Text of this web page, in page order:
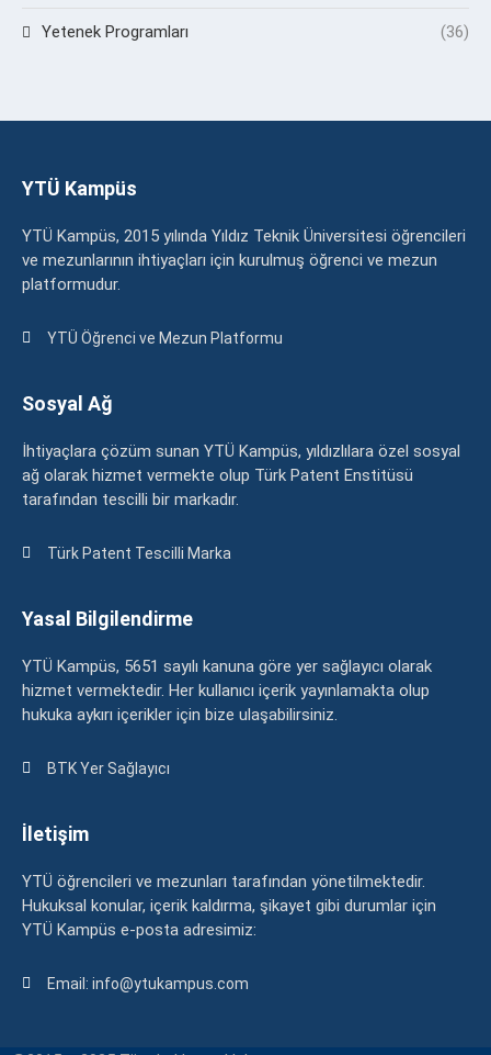
Yetenek Programları (36)
YTÜ Kampüs
YTÜ Kampüs, 2015 yılında Yıldız Teknik Üniversitesi öğrencileri
ve mezunlarının ihtiyaçları için kurulmuş öğrenci ve mezun
platformudur.
YTÜ Öğrenci ve Mezun Platformu
Sosyal Ağ
İhtiyaçlara çözüm sunan YTÜ Kampüs, yıldızlılara özel sosyal
ağ olarak hizmet vermekte olup Türk Patent Enstitüsü
tarafından tescilli bir markadır.
Türk Patent Tescilli Marka
Yasal Bilgilendirme
YTÜ Kampüs, 5651 sayılı kanuna göre yer sağlayıcı olarak
hizmet vermektedir. Her kullanıcı içerik yayınlamakta olup
hukuka aykırı içerikler için bize ulaşabilirsiniz.
BTK Yer Sağlayıcı
İletişim
YTÜ öğrencileri ve mezunları tarafından yönetilmektedir.
Hukuksal konular, içerik kaldırma, şikayet gibi durumlar için
YTÜ Kampüs e-posta adresimiz:
Email: info@ytukampus.com